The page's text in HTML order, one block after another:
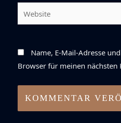
Name, E-Mail-Adresse
Browser für meinen nächsten